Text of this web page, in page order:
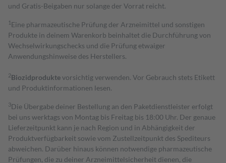
und Gratis-Beigaben nur solange der Vorrat reicht.
1 Eine pharmazeutische Prüfung der Arzneimittel und sonstigen
Produkte in deinem Warenkorb beinhaltet die Durchführung von
Wechselwirkungschecks und die Prüfung etwaiger
Anwendungshinweise des Herstellers.
2Biozidproduktevorsichtig verwenden. Vor Gebrauch stets Etikett
und Produktinformationen lesen.
3Die Übergabe deiner Bestellung an den Paketdienstleister erfolgt
bei uns werktags von Montag bis Freitag bis 18:00 Uhr. Der genaue
Lieferzeitpunkt kann je nach Region und in Abhängigkeit der
Produktverfügbarkeit sowie vom Zustellzeitpunkt des Spediteurs
abweichen. Darüber hinaus können notwendige pharmazeutische
Prüfungen, die zu deiner Arzneimittelsicherheit dienen, die